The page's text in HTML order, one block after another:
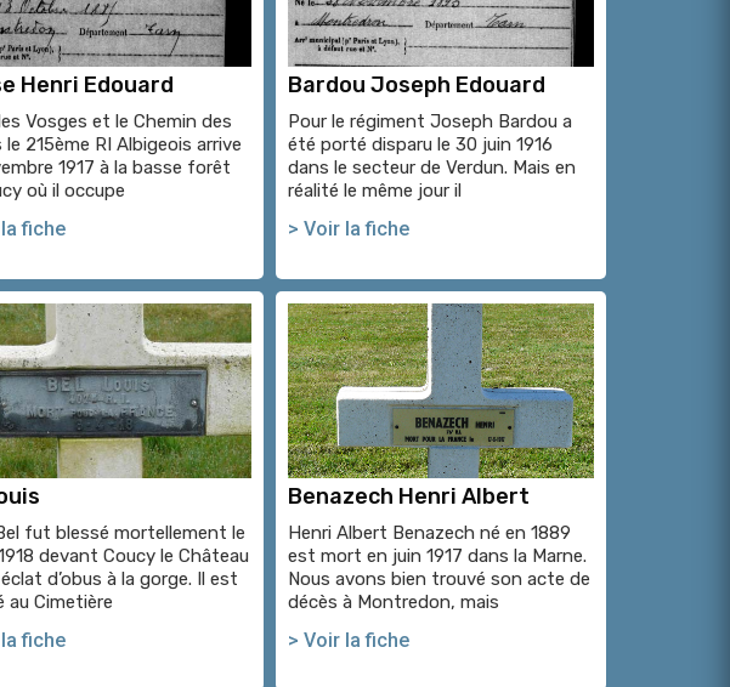
Henri Edouard
Vosges et le Chemin des
le 215ème RI Albigeois arrive
1917 à la basse forêt
où il occupe
fiche
Bardou Joseph Edouard
Pour le régiment Joseph Bardou a
été porté disparu le 30 juin 1916
dans le secteur de Verdun. Mais en
réalité le même jour il
> Voir la fiche
fut blessé mortellement le
devant Coucy le Château
d’obus à la gorge. Il est
au Cimetière
fiche
Benazech Henri Albert
Henri Albert Benazech né en 1889
est mort en juin 1917 dans la Marne.
Nous avons bien trouvé son acte de
décès à Montredon, mais
> Voir la fiche